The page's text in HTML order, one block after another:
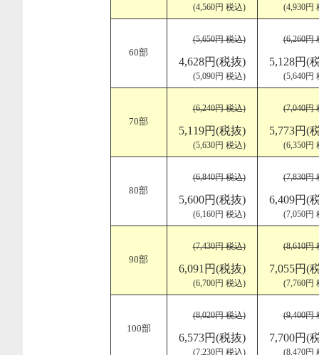
(4,560円 税込) (4,930円
60部
(5,650円 税込)
4,628円(税抜)
(5,090円 税込)
(6,260円
5,128円(
(5,640円
70部
(6,240円 税込)
5,119円(税抜)
(5,630円 税込)
(7,040円
5,773円(
(6,350円
80部
(6,840円 税込)
5,600円(税抜)
(6,160円 税込)
(7,830円
6,409円(
(7,050円
90部
(7,430円 税込)
6,091円(税抜)
(6,700円 税込)
(8,610円
7,055円(
(7,760円
100部
(8,020円 税込)
6,573円(税抜)
(7,230円 税込)
(9,400円
7,700円(
(8,470円